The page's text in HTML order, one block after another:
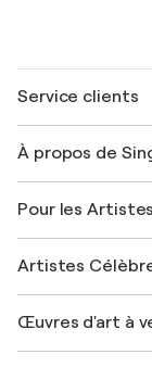
Service clients
Expédition
Offrir une carte
Rejoignez notre
Mon compte
+33 1 76 44 06
À propos de
FAQ
Magazine
Emplois
Découvrez une
Pour les Artistes
Se connecter
Artistes
Marc Chagall
Œuvres d'art à